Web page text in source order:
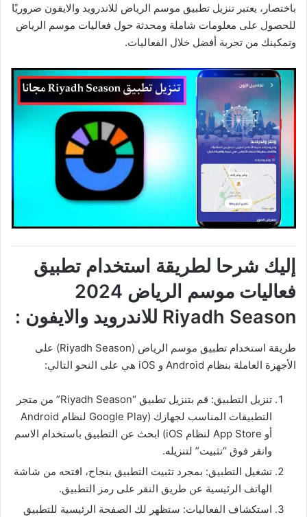
باختصار، يعتبر تنزيل تطبيق موسم الرياض للاندرويد والايفون ضروريًا
للحصول على معلومات شاملة ومحدثة حول فعاليات موسم الرياض
وتمكينك من تجربة أفضل خلال الفعاليات.
إليك شرحا لطريقة استخدام تطبيق
فعاليات موسم الرياض 2024
Riyadh Season للاندرويد والايفون :
طريقة استخدام تطبيق موسم الرياض (Riyadh Season) على
الأجهزة العاملة بنظام Android و iOS هي على النحو التالي:
تنزيل التطبيق: قم بتنزيل تطبيق “Riyadh Season” من متجر
التطبيقات المناسب لجهازك (Google Play لنظام Android
أو App Store لنظام iOS) ابحث عن التطبيق باستخدام الاسم
وانقر فوق “تثبيت” لتنزيله.
تشغيل التطبيق: بمجرد تثبيت التطبيق بنجاح، افتحه من شاشة
الهاتف الرئيسية عن طريق النقر على رمز التطبيق.
استكشاف الفعاليات: ستظهر لك الصفحة الرئيسية للتطبيق